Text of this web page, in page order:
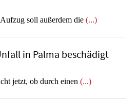
soll außerdem die (...)
in Palma beschädigt
jetzt, ob durch einen (...)